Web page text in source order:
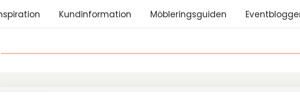
Kundinformation Möbleringsguiden